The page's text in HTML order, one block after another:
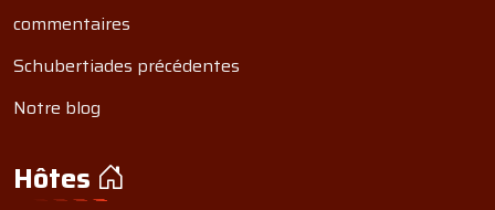
commentaires
Schubertiades précédentes
Notre blog
Hôtes